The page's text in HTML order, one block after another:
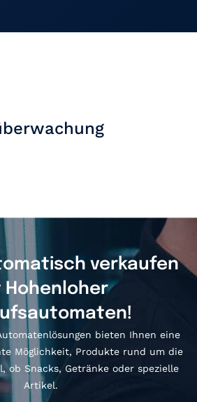
verkaufen
Hohenloher
bieten Ihnen eine
Möglichkeit, Produkte rund um die
ob Snacks, Getränke oder spezielle
Artikel.